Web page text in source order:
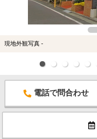
現地外観写真 -
電話で問合わせ